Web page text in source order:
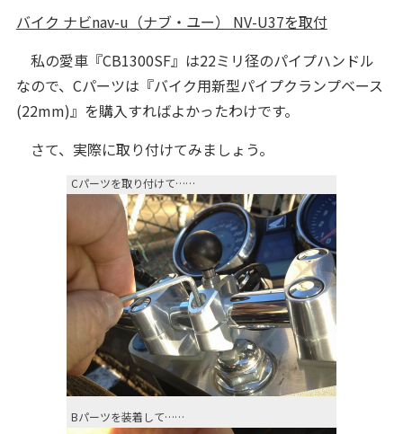
バイク ナビnav-u（ナブ・ユー） NV-U37を取付
私の愛車『CB1300SF』は22ミリ径のパイプハンドル
なので、Cパーツは『バイク用新型パイプクランプベース
(22mm)』を購入すればよかったわけです。
さて、実際に取り付けてみましょう。
Cパーツを取り付けて……
Bパーツを装着して……